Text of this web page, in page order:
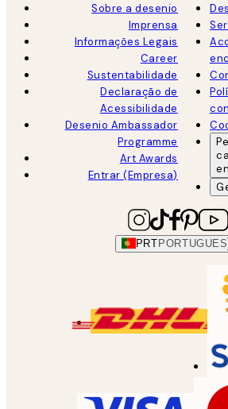
Sobre a desenio
Imprensa
Informações Legais
Career
Sustentabilidade
Declaração de
Acessibilidade
Desenio Ambassador
Programme
Art Awards
Entrar (Empresa)
PRT PORTUGUES